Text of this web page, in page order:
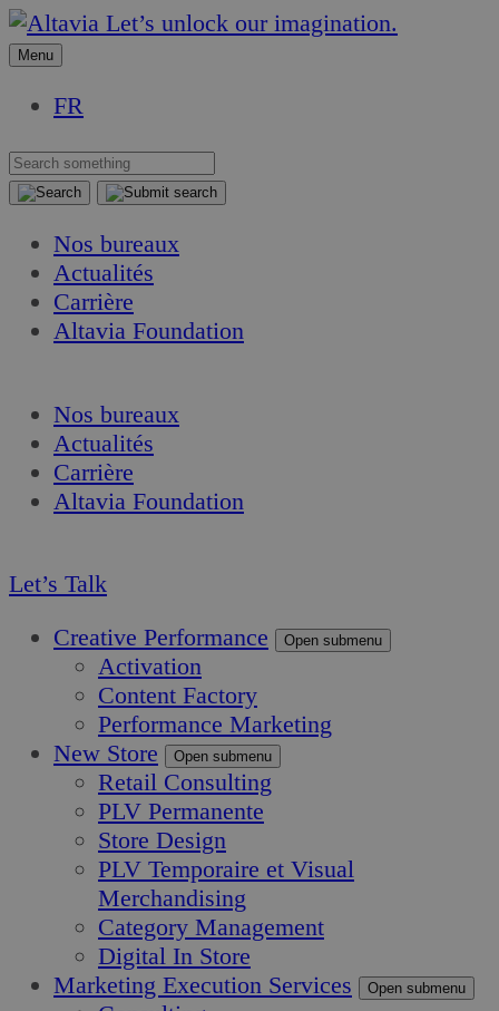
Aller
au
Aller
au
Let’s unlock our imagination.
Menu
FR
Nos bureaux
Actualités
Carrière
Altavia Foundation
Nos bureaux
Actualités
Carrière
Altavia Foundation
Let’s Talk
Creative Performance
Open submenu
Activation
Content Factory
Performance Marketing
New Store
Open submenu
Retail Consulting
PLV Permanente
Store Design
PLV Temporaire et Visual
Merchandising
Category Management
Digital In Store
Marketing Execution Services
Open submenu